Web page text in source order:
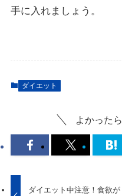
手に入れましょう。
ダイエット
よかった
ダイエット中注意！食欲が